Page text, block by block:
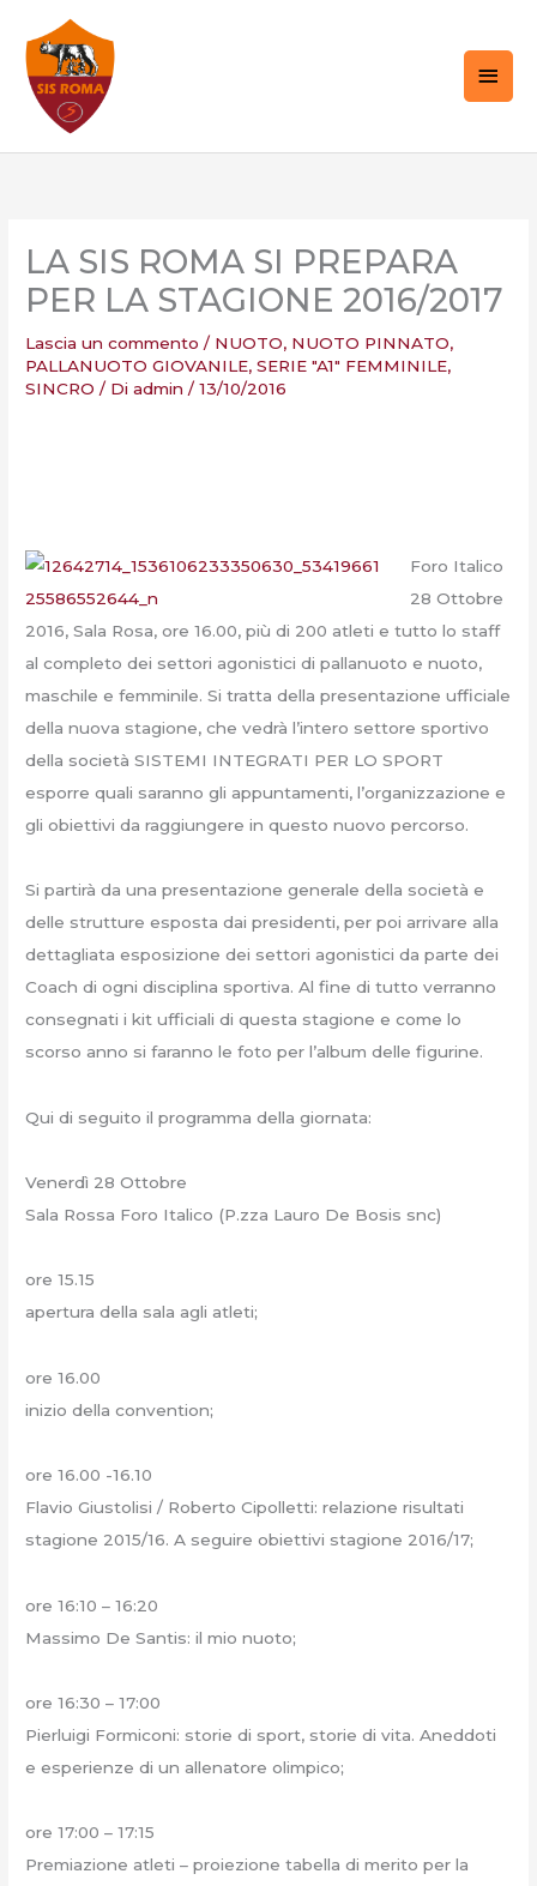
contenuto
LA SIS ROMA SI PREPARA
PER LA STAGIONE 2016/2017
Lascia un commento / NUOTO, NUOTO PINNATO,
PALLANUOTO GIOVANILE,SERIE "A1" FEMMINILE,
SINCRO / Diadmin/13/10/2016
Foro Italico
28 Ottobre
2016, Sala Rosa, ore 16.00, più di 200 atleti e tutto lo staff
al completo dei settori agonistici di pallanuoto e nuoto,
maschile e femminile. Si tratta della presentazione ufficiale
della nuova stagione, che vedrà l’intero settore sportivo
della società SISTEMI INTEGRATI PER LO SPORT
esporre quali saranno gli appuntamenti, l’organizzazione e
gli obiettivi da raggiungere in questo nuovo percorso.
Si partirà da una presentazione generale della società e
delle strutture esposta dai presidenti, per poi arrivare alla
dettagliata esposizione dei settori agonistici da parte dei
Coach di ogni disciplina sportiva. Al fine di tutto verranno
consegnati i kit ufficiali di questa stagione e come lo
scorso anno si faranno le foto per l’album delle figurine.
Qui di seguito il programma della giornata:
Venerdì 28 Ottobre
Sala Rossa Foro Italico (P.zza Lauro De Bosis snc)
ore 15.15
apertura della sala agli atleti;
ore 16.00
inizio della convention;
ore 16.00 -16.10
Flavio Giustolisi / Roberto Cipolletti: relazione risultati
stagione 2015/16. A seguire obiettivi stagione 2016/17;
ore 16:10 – 16:20
Massimo De Santis: il mio nuoto;
ore 16:30 – 17:00
Pierluigi Formiconi: storie di sport, storie di vita. Aneddoti
e esperienze di un allenatore olimpico;
ore 17:00 – 17:15
Premiazione atleti – proiezione tabella di merito per la